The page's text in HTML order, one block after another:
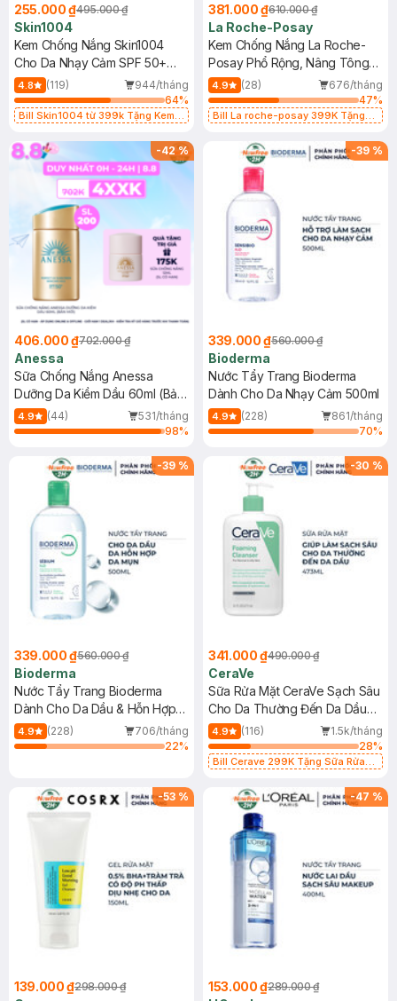
255.000 ₫495.000 ₫
Skin1004
Kem Chống Nắng Skin1004
Cho Da Nhạy Cảm SPF 50+
50ml
4.8 (119)
944/tháng
64%
Bill Skin1004 từ 399k Tặng Kem
SPF 50+ 20ml (SL Có Hạn)
381.000 ₫610.000 ₫
La Roche-Posay
Kem Chống Nắng La Roche-
Posay Phổ Rộng, Nâng Tông
Kiềm Dầu 50ml
4.9 (28)
676/tháng
47%
Bill La roche-posay 399K Tặng
(SL có hạn)
-42%
406.000 ₫702.000 ₫
Anessa
Sữa Chống Nắng Anessa
Dưỡng Da Kiềm Dầu 60ml (Bản
Mới)
4.9 (44)
531/tháng
98%
-39 %
339.000 ₫560.000 ₫
Bioderma
Nước Tẩy Trang Bioderma
Dành Cho Da Nhạy Cảm 500ml
4.9 (228)
861/tháng
70%
-39 %
339.000 ₫560.000 ₫
Bioderma
Nước Tẩy Trang Bioderma
Dành Cho Da Dầu & Hỗn Hợp
500ml
4.9 (228)
706/tháng
22%
-30 %
341.000 ₫490.000 ₫
CeraVe
Sữa Rửa Mặt CeraVe Sạch Sâu
Cho Da Thường Đến Da Dầu
473ml
4.9 (116)
1.5k/tháng
28%
Bill Cerave 299K Tặng Sữa Rửa
-53 %
139.000 ₫298.000 ₫
-47 %
153.000 ₫289.000 ₫